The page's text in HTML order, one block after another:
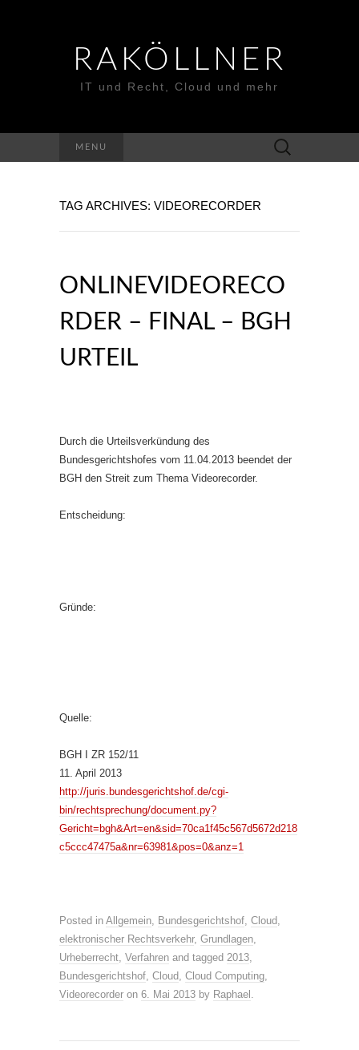
RAKÖLLNER
IT und Recht, Cloud und mehr
MENU
Suchen
nach:
TAG ARCHIVES: VIDEORECORDER
ONLINEVIDEORECO
RDER – FINAL – BGH
URTEIL
Durch die Urteilsverkündung des
Bundesgerichtshofes vom 11.04.2013 beendet der
BGH den Streit zum Thema Videorecorder.
Entscheidung:
Gründe:
Quelle:
BGH I ZR 152/11
11. April 2013
http://juris.bundesgerichtshof.de/cgi-
bin/rechtsprechung/document.py?
Gericht=bgh&Art=en&sid=70ca1f45c567d5672d218
c5ccc47475a&nr=63981&pos=0&anz=1
Posted in Allgemein, Bundesgerichtshof, Cloud,
elektronischer Rechtsverkehr, Grundlagen,
Urheberrecht, Verfahren and tagged 2013,
Bundesgerichtshof, Cloud, Cloud Computing,
Videorecorder on 6. Mai 2013 by Raphael .